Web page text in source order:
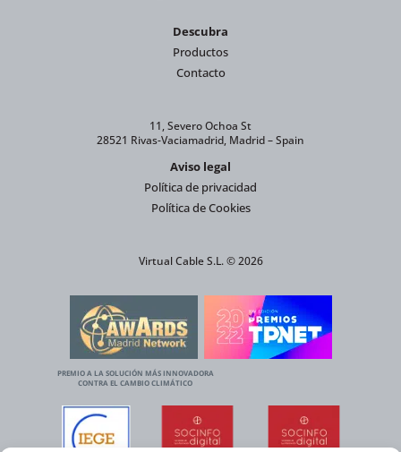
Descubra
Productos
Contacto
11, Severo Ochoa St
28521 Rivas-Vaciamadrid, Madrid – Spain
Aviso legal
Política de privacidad
Política de Cookies
Virtual Cable S.L. © 2026
PREMIO A LA SOLUCIÓN MÁS INNOVADORA
CONTRA EL CAMBIO CLIMÁTICO